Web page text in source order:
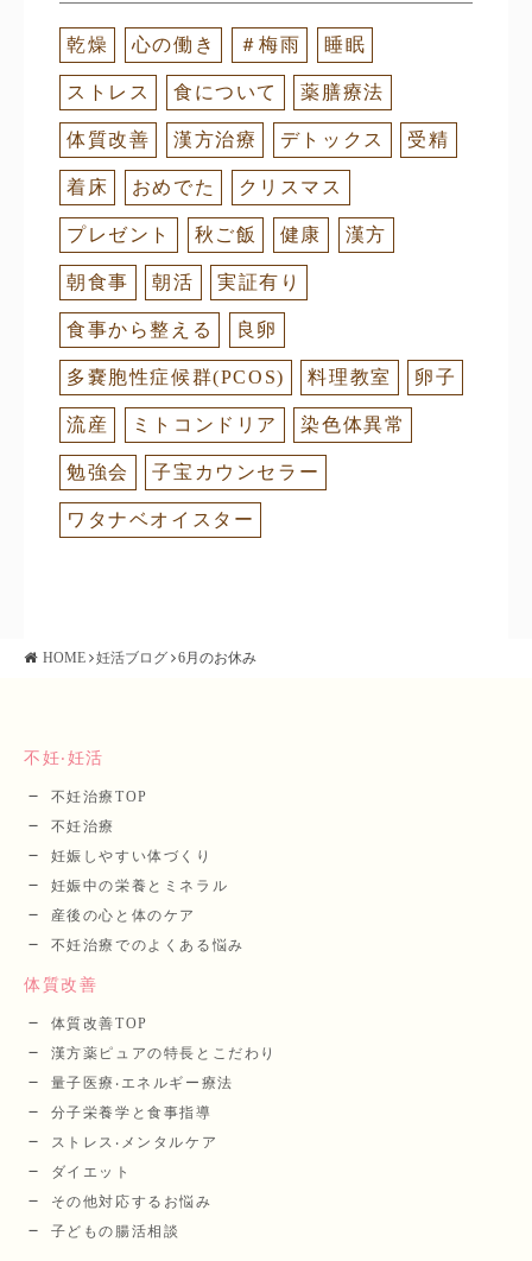
乾燥 心の働き ＃梅雨 睡眠
ストレス 食について 薬膳療法
体質改善 漢方治療 デトックス 受精
着床 おめでた クリスマス
プレゼント 秋ご飯 健康 漢方
朝食事 朝活 実証有り
食事から整える 良卵
多嚢胞性症候群(PCOS) 料理教室 卵子
流産 ミトコンドリア 染色体異常
勉強会 子宝カウンセラー
ワタナベオイスター
HOME 妊活ブログ 6月のお休み
不妊‧妊活
不妊治療TOP
不妊治療
妊娠しやすい体づくり
妊娠中の栄養とミネラル
産後の⼼と体のケア
不妊治療でのよくある悩み
体質改善
体質改善TOP
漢⽅薬ピュアの特長とこだわり
量⼦医療‧エネルギー療法
分⼦栄養学と⾷事指導
ストレス‧メンタルケア
ダイエット
その他対応するお悩み
子どもの腸活相談